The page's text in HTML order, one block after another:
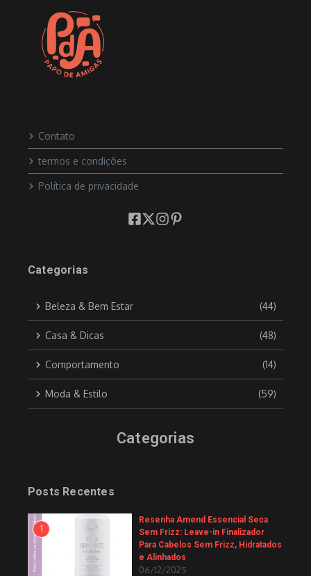
Contato
termos e condições
Política de privacidade
Categorias
Beleza & Bem Estar (44)
Casa & Dicas (48)
Comportamento (14)
Moda & Estilo (59)
Categorias
Posts Recentes
1
Resenha Amend Essencial Seca
Sem Frizz: Leave-in Finalizador
Para Cabelos Sem Frizz, Hidratados
e Alinhados
06/12/2025